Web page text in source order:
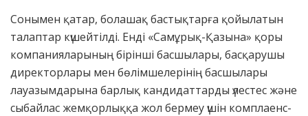
Сонымен қатар, болашақ бастықтарға қойылатын
талаптар күшейтілді. Енді «Самұрық-Қазына» қоры
компанияларының бірінші басшылары, басқарушы
директорлары мен бөлімшелерінің басшылары
лауазымдарына барлық кандидаттарды үлестес және
сыбайлас жемқорлыққа жол бермеу үшін комплаенс-